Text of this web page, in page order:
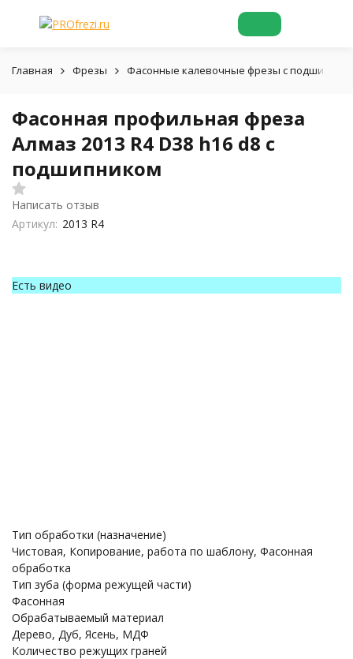
Главная Фрезы Фасонные калевочные фрезы с
Фасонная профильная фреза
Алмаз 2013 R4 D38 h16 d8 с
подшипником
Написать отзыв
Артикул: 2013 R4
Есть видео
Тип обработки (назначение)
Чистовая, Копирование, работа по шаблону, Фасонная
обработка
Тип зуба (форма режущей части)
Фасонная
Обрабатываемый материал
Дерево, Дуб, Ясень, МДФ
Количество режущих граней